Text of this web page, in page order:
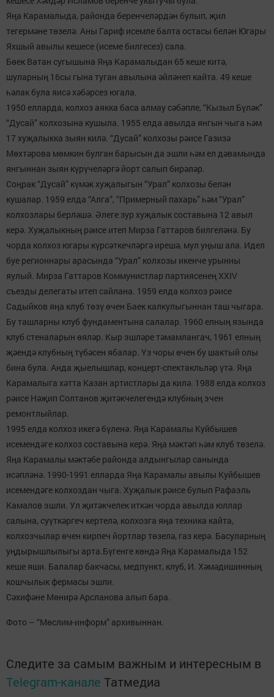
Яңа Карамалыда, районда беренчеләрдән булып, җил
тегермәне төзелә. Аны Гариф исемле балта остасы белән Югары
Яхшый авылы кешесе (исеме билгесез) сала.
Бөек Ватан сугышына Яңа Карамалыдан 65 кеше китә,
шуларның 16сы гына туган авылына әйләнеп кайта. 49 кеше
һәлак була яисә хәбәрсез югала.
1950 елларда, колхоз аякка баса алмау сәбәпле, “Кызыл Бүләк”
“Дусай” колхозына кушыла. 1955 елда авылда янгын чыга һәм
17 хуҗалыкка зыян килә. “Дусай” колхозы рәисе Газизә
Мөхтәрова мөмкин булган барысын да эшли һәм ел дәвамында
янгыннан зыян күрүчеләргә йорт салып бирәләр.
Соңрак “Дусай” күмәк хуҗалыгын “Урал” колхозы белән
кушалар. 1959 елда “Алга”, “Примерный пахарь” һәм “Урал”
колхозлары берләшә. Әлеге зур хуҗалык составына 12 авыл
керә. Хуҗалыкның рәисе итеп Мирза Гаттаров билгеләнә. Бу
чорда колхоз югары күрсәткечләргә ирешә, мул уңыш ала. Идел
буе регионнары арасында “Урал” колхозы икенче урынны
яулый. Мирза Гаттаров Коммунистлар партиясенең ХХIV
съезды делегаты итеп сайлана. 1959 елда колхоз рәисе
Садыйков яңа клуб төзү өчен Баек калкулыгыннан таш чыгара.
Бу ташларны клуб фундаментына салалар. 1960 елның язында
клуб стеналарын өяләр. Кыр эшләре тәмамлангач, 1961 елның
җәендә клубның түбәсен ябалар. Үз чоры өчен бу шактый олы
бина була. Анда җыелышлар, концерт-спектакльләр үтә. Яңа
Карамалыга хәтта Казан артистлары да килә. 1988 елда колхоз
рәисе Нәҗип Солтанов җитәкчелегендә клубның эчен
ремонтлыйлар.
1995 елда колхоз икегә бүленә. Яңа Карамалы Куйбышев
исемендәге колхоз составына керә. Яңа мәктәп һәм клуб төзелә.
Яңа Карамалы мәктәбе районда алдынгылар санында
исәпләнә. 1990-1991 елларда Яңа Карамалы авылы Куйбышев
исемендәге колхоздан чыга. Хуҗалык рәисе булып Рафаэль
Камалов эшли. Ул җитәкчелек иткән чорда авылда юллар
салына, суүткәргеч кертелә, колхозга яңа техника кайта,
колхозчылар өчен кирпеч йортлар төзелә, газ керә. Басуларның
уңдырышлылыгы арта.Бүгенге көндә Яңа Карамалыда 152
кеше яши. Балалар бакчасы, медпункт, клуб, И. Хәмәдишинның
кошчылык фермасы эшли.
Сәхифәне Мөнирә Арсланова алып бара.
Фото – “Мөслим-информ” архивыннан.
Следите за самым важным и интересным в
Telegram-канале Татмедиа